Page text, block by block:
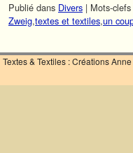
Publié dans Divers | Mots-
Zweig,textes et textiles,un
Textes & Textiles : Créations